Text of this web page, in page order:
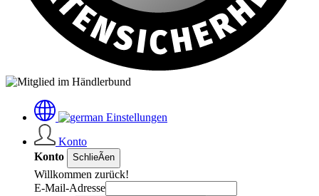
Einstellungen
Konto
Konto
SchlieÃen
Willkommen zurück!
E-Mail-Adresse